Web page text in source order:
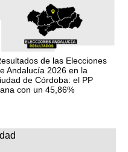
de las Elecciones
Andalucía 2026 en la
de Córdoba: el PP
con un 45,86%